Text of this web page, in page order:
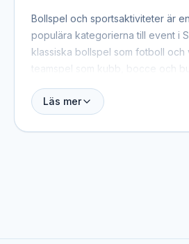
Bollspel och sportsaktiviteter är
populära kategorierna till event i
klassiska bollspel som fotboll och
teamspel som kubb, bocce och
och jämför leverantörer här på
Läs mer